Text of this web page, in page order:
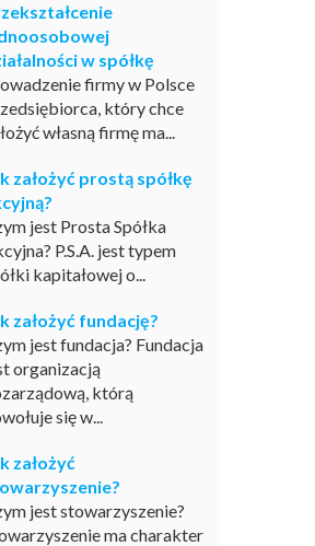
w spółkę
firmy w Polsce
który chce
własną firmę ma...
założyć prostą spółkę
jest Prosta Spółka
P.S.A. jest typem
kapitałowej o...
założyć fundację?
jest fundacja? Fundacja
organizacją
którą
się w...
założyć
jest stowarzyszenie?
ma charakter